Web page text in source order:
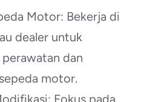
Motor: Bekerja di
dealer untuk
dan
motor.
Fokus pada